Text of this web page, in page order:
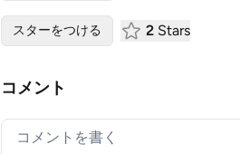
スターをつける 2 Stars
コメント
Your comment